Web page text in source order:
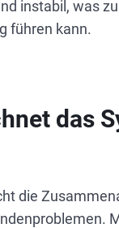
instabil, was
führen kann.
das
die